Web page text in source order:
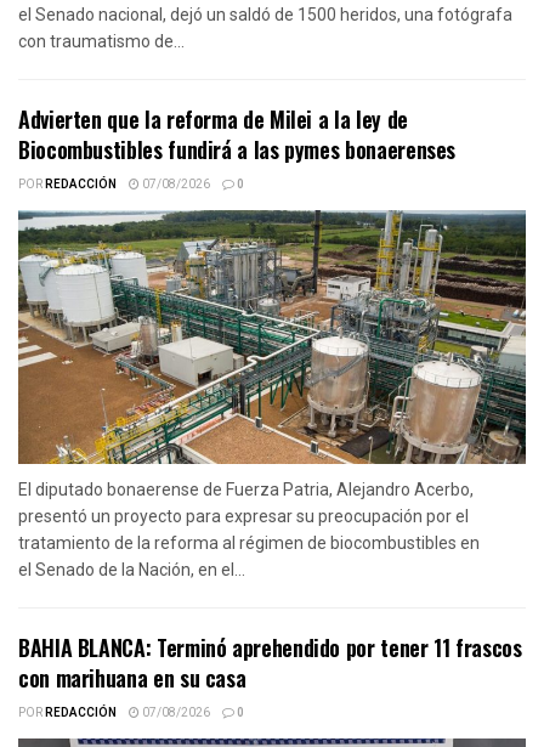
el Senado nacional, dejó un saldó de 1500 heridos, una fotógrafa
con traumatismo de...
Advierten que la reforma de Milei a la ley de
Biocombustibles fundirá a las pymes bonaerenses
PORREDACCIÓN 07/08/2026 0
El diputado bonaerense de Fuerza Patria, Alejandro Acerbo,
presentó un proyecto para expresar su preocupación por el
tratamiento de la reforma al régimen de biocombustibles en
el Senado de la Nación, en el...
BAHIA BLANCA: Terminó aprehendido por tener 11 frascos
con marihuana en su casa
PORREDACCIÓN 07/08/2026 0